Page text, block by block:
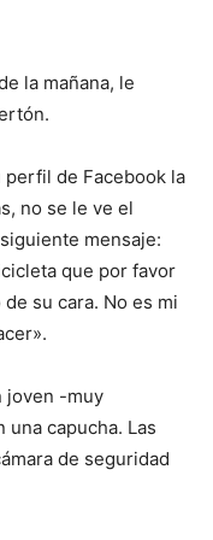
la mañana, le
de Facebook la
no se le ve el
mensaje:
que por favor
su cara. No es mi
joven -muy
capucha. Las
de seguridad